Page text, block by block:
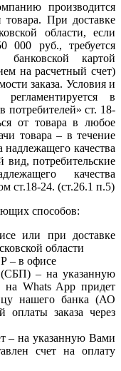
производится
товара. При доставке
области, если
000 руб., требуется
картой
на расчетный счет)
заказа. Условия и
в
потребителей» ст. 18-
от товара в любое
товара – в течение
надлежащего качества
вид, потребительские
качества
ст.18-24. (ст.26.1 п.5)
способов:
или при доставке
области
– в офисе
– на указанную
Whats App придет
нашего банка (АО
оплаты заказа через
– на указанную Вами
счет на оплату